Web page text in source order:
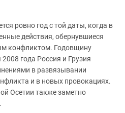
ровно год с той даты, когда в
действия, обернувшиеся
конфликтом. Годовщину
года Россия и Грузия
в развязывании
и в новых провокациях.
Осетии также заметно